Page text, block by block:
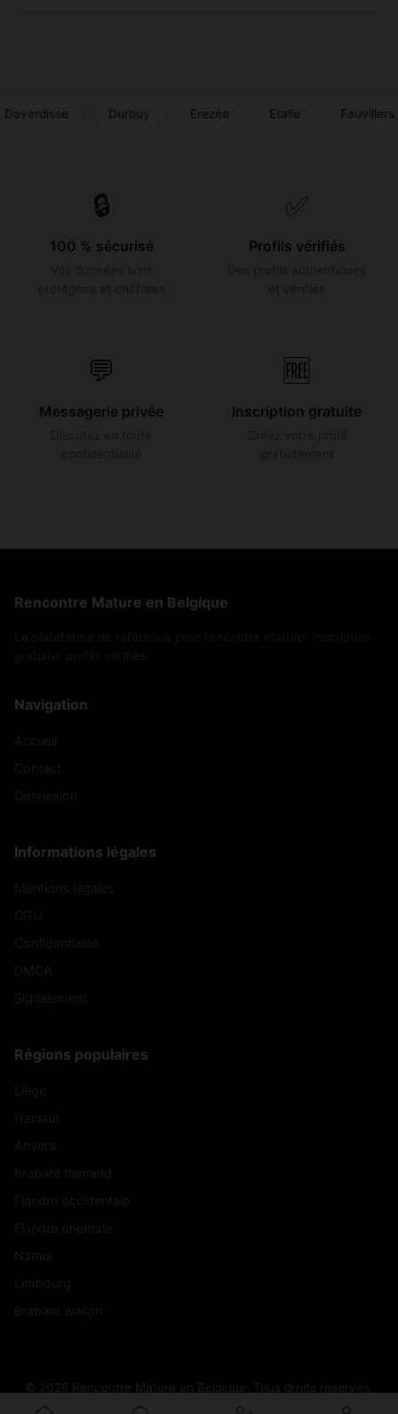
Durbuy Erezée Etalle Fauvillers
🔒
100 % sécurisé
✅
Profils vérifiés
💬
Messagerie privée
🆓
Inscription gratuite
Rencontre Mature en Belgique
Navigation
Informations légales
Régions populaires
© 2026 Rencontre Mature en Belgique. Tous droits réservés.